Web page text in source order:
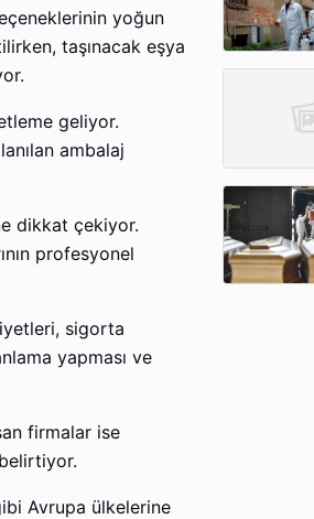
yoğun
taşınacak eşya
geliyor.
ambalaj
dikkat çekiyor.
profesyonel
sigorta
yapması ve
firmalar ise
Avrupa ülkelerine